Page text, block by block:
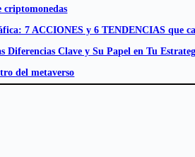
criptomonedas
7 ACCIONES y 6 TENDENCIAS que
Diferencias Clave y Su Papel en Tu
del metaverso